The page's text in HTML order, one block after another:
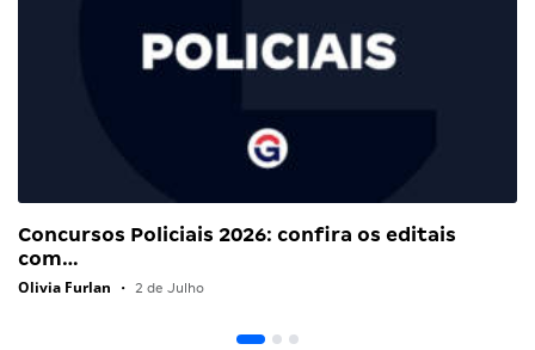
Concursos Policiais 2026: confira os editais
com…
Olivia Furlan • 2 de Julho